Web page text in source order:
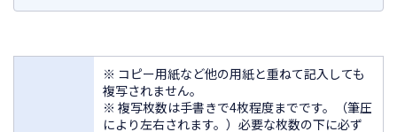
※ コピー用紙など他の用紙と重ねて記入しても
複写されません。
※ 複写枚数は手書きで4枚程度までです。（筆圧
により左右されます。）必要な枚数の下に必ず